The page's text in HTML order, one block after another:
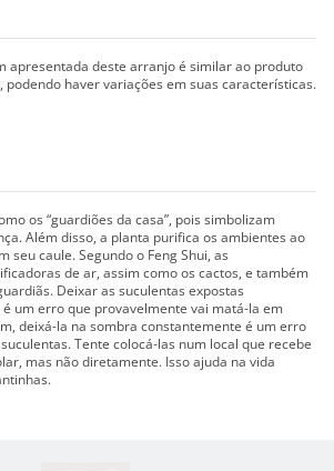
apresentada deste arranjo é similar ao produto
podendo haver variações em suas características.
os “guardiões da casa”, pois simbolizam
Além disso, a planta purifica os ambientes ao
seu caule. Segundo o Feng Shui, as
de ar, assim como os cactos, e também
Deixar as suculentas expostas
um erro que provavelmente vai matá-la em
deixá-la na sombra constantemente é um erro
Tente colocá-las num local que recebe
mas não diretamente. Isso ajuda na vida